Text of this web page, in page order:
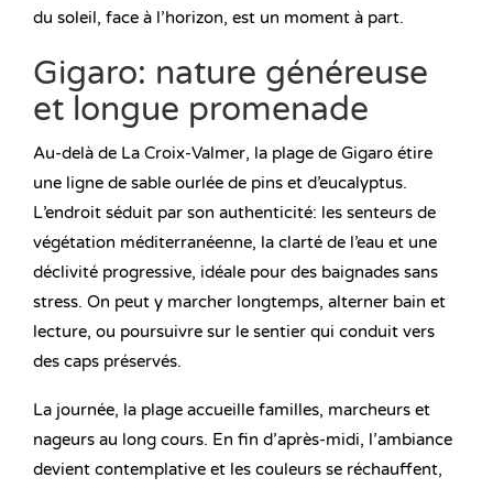
du soleil, face à l’horizon, est un moment à part.
Gigaro: nature généreuse
et longue promenade
Au-delà de La Croix-Valmer, la plage de Gigaro étire
une ligne de sable ourlée de pins et d’eucalyptus.
L’endroit séduit par son authenticité: les senteurs de
végétation méditerranéenne, la clarté de l’eau et une
déclivité progressive, idéale pour des baignades sans
stress. On peut y marcher longtemps, alterner bain et
lecture, ou poursuivre sur le sentier qui conduit vers
des caps préservés.
La journée, la plage accueille familles, marcheurs et
nageurs au long cours. En fin d’après-midi, l’ambiance
devient contemplative et les couleurs se réchauffent,